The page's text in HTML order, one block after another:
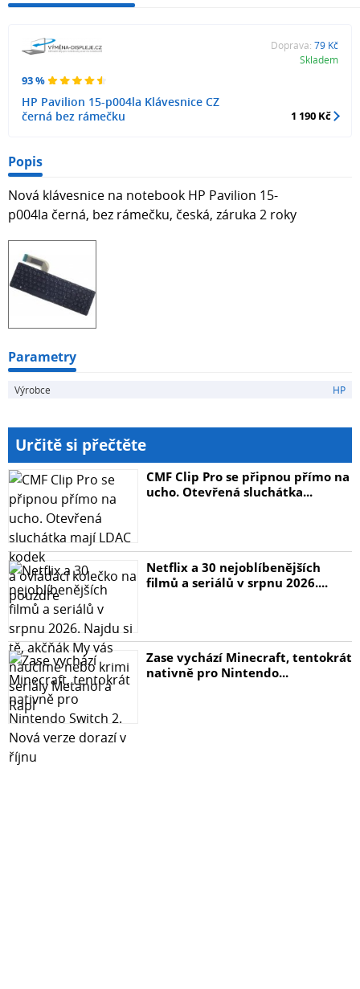
93 %
HP Pavilion 15-p004la Klávesnice CZ
černá bez rámečku
Doprava: 79 Kč
Skladem
1 190 Kč
Popis
Nová klávesnice na notebook HP Pavilion 15-
p004la černá, bez rámečku, česká, záruka 2 roky
Parametry
Výrobce HP
Určitě si přečtěte
CMF Clip Pro se připnou přímo na
ucho. Otevřená sluchátka...
Netflix a 30 nejoblíbenějších
filmů a seriálů v srpnu 2026....
Zase vychází Minecraft, tentokrát
nativně pro Nintendo...